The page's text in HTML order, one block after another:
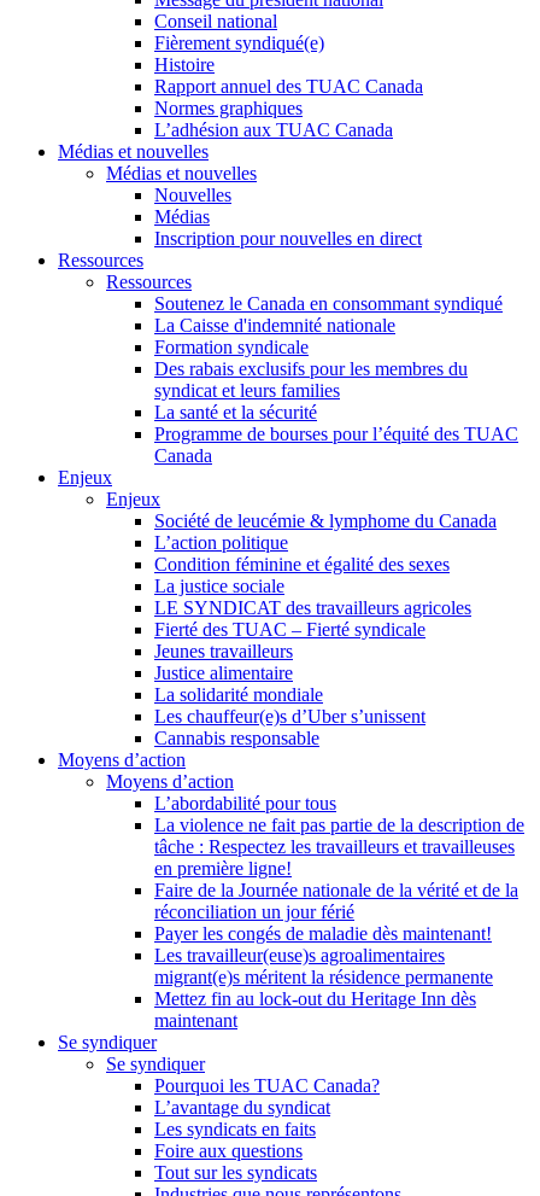
Conseil national
Fièrement syndiqué(e)
Histoire
Rapport annuel des TUAC Canada
Normes graphiques
L’adhésion aux TUAC Canada
Médias et nouvelles
Médias et nouvelles
Nouvelles
Médias
Inscription pour nouvelles en direct
Ressources
Ressources
Soutenez le Canada en consommant syndiqué
La Caisse d'indemnité nationale
Formation syndicale
Des rabais exclusifs pour les membres du
syndicat et leurs families
La santé et la sécurité
Programme de bourses pour l’équité des TUAC
Canada
Enjeux
Enjeux
Société de leucémie & lymphome du Canada
L’action politique
Condition féminine et égalité des sexes
La justice sociale
LE SYNDICAT des travailleurs agricoles
Fierté des TUAC – Fierté syndicale
Jeunes travailleurs
Justice alimentaire
La solidarité mondiale
Les chauffeur(e)s d’Uber s’unissent
Cannabis responsable
Moyens d’action
Moyens d’action
L’abordabilité pour tous
La violence ne fait pas partie de la description de
tâche : Respectez les travailleurs et travailleuses
en première ligne!
Faire de la Journée nationale de la vérité et de la
réconciliation un jour férié
Payer les congés de maladie dès maintenant!
Les travailleur(euse)s agroalimentaires
migrant(e)s méritent la résidence permanente
Mettez fin au lock-out du Heritage Inn dès
maintenant
Se syndiquer
Se syndiquer
Pourquoi les TUAC Canada?
L’avantage du syndicat
Les syndicats en faits
Foire aux questions
Tout sur les syndicats